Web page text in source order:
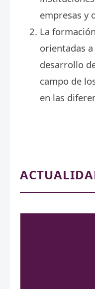
empresas y
La
orientadas
desarrollo
campo de
en las